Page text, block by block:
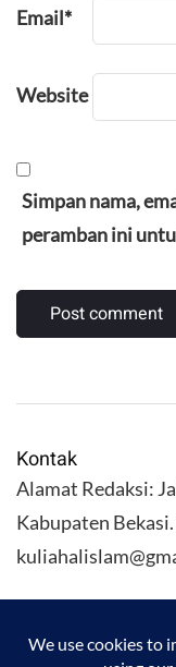
Email*
Website
Simpan nama,
peramban ini
Kontak
Alamat Redaksi:
Kabupaten